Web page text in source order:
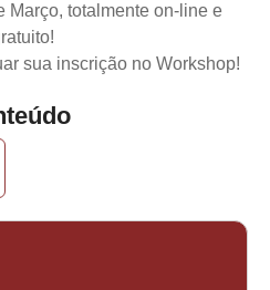
Março, totalmente on-line e
sua inscrição no Workshop!